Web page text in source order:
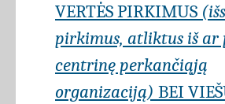
VERTĖS PIRKIMUS
pirkimus, atliktus iš ar
centrinę perkančiąją
organizaciją) BEI